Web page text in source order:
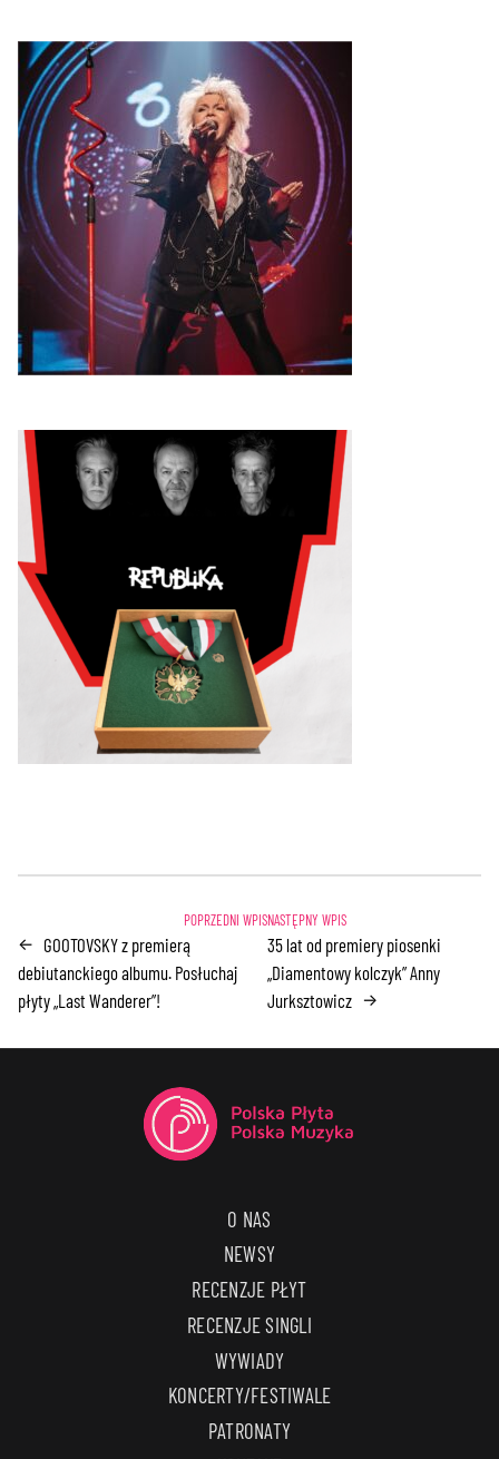
← GOOTOVSKY z premierą
debiutanckiego albumu. Posłuchaj
płyty „Last Wanderer”!
35 lat od premiery piosenki
„Diamentowy kolczyk” Anny
Jurksztowicz →
O NAS
NEWSY
RECENZJE PŁYT
RECENZJE SINGLI
WYWIADY
KONCERTY/FESTIWALE
PATRONATY